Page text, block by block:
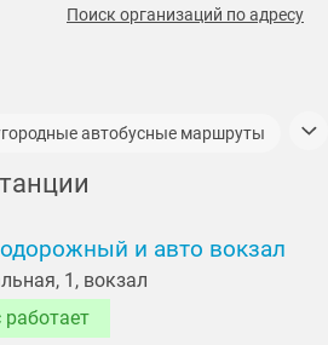
Поиск организаций по адресу
автобусные маршруты
и авто вокзал
1, вокзал
работает